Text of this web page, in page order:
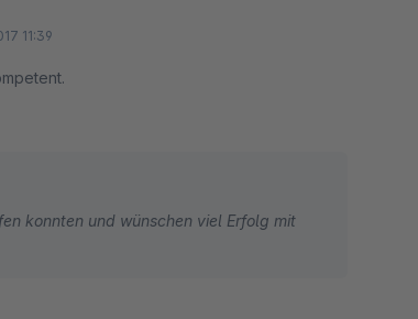
11:39
konnten und wünschen viel Erfolg mit